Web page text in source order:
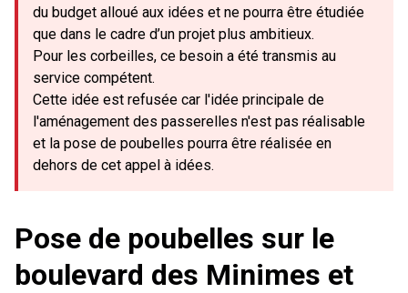
du budget alloué aux idées et ne pourra être étudiée
que dans le cadre d’un projet plus ambitieux.
Pour les corbeilles, ce besoin a été transmis au
service compétent.
Cette idée est refusée car l'idée principale de
l'aménagement des passerelles n'est pas réalisable
et la pose de poubelles pourra être réalisée en
dehors de cet appel à idées.
Pose de poubelles sur le
boulevard des Minimes et